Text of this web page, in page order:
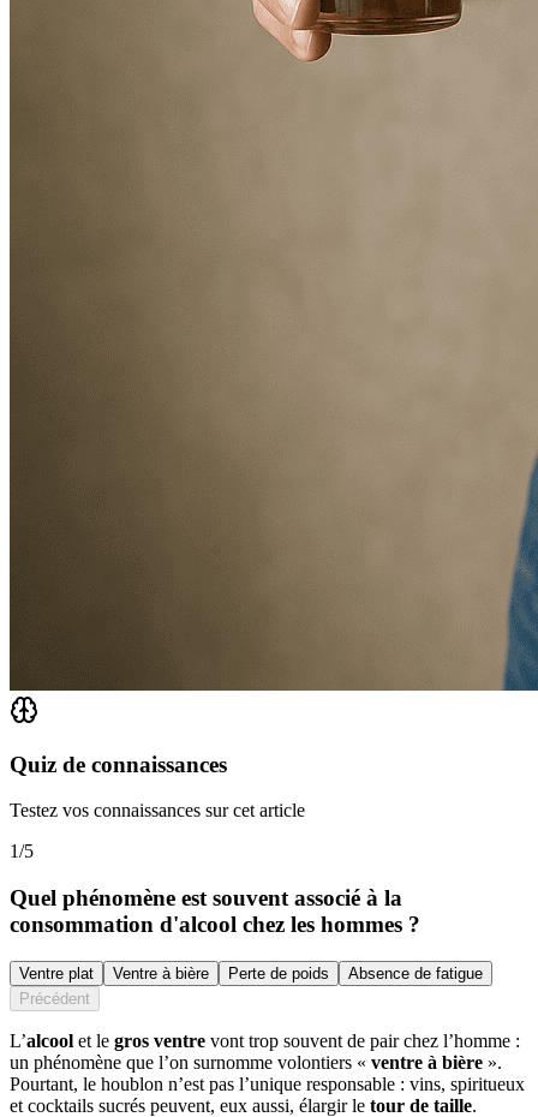
Quiz de connaissances
Testez vos connaissances sur cet article
1/5
Quel phénomène est souvent associé à la
consommation d'alcool chez les hommes ?
Ventre plat Ventre à bière Perte de poids
Absence de fatigue
Précédent
L’alcool et le gros ventre vont trop souvent de pair chez l’homme :
un phénomène que l’on surnomme volontiers « ventre à bière ».
Pourtant, le houblon n’est pas l’unique responsable : vins, spiritueux
et cocktails sucrés peuvent, eux aussi, élargir le tour de taille.